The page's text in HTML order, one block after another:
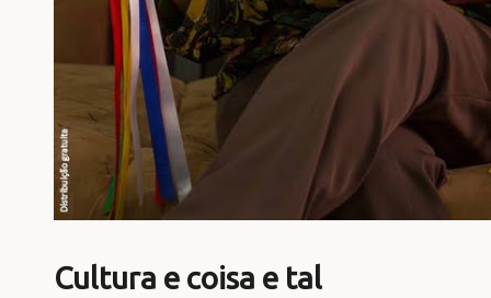
Cultura e coisa e tal